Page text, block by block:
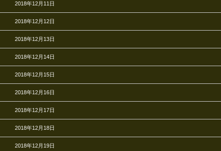
2018年12月11日
2018年12月12日
2018年12月13日
2018年12月14日
2018年12月15日
2018年12月16日
2018年12月17日
2018年12月18日
2018年12月19日